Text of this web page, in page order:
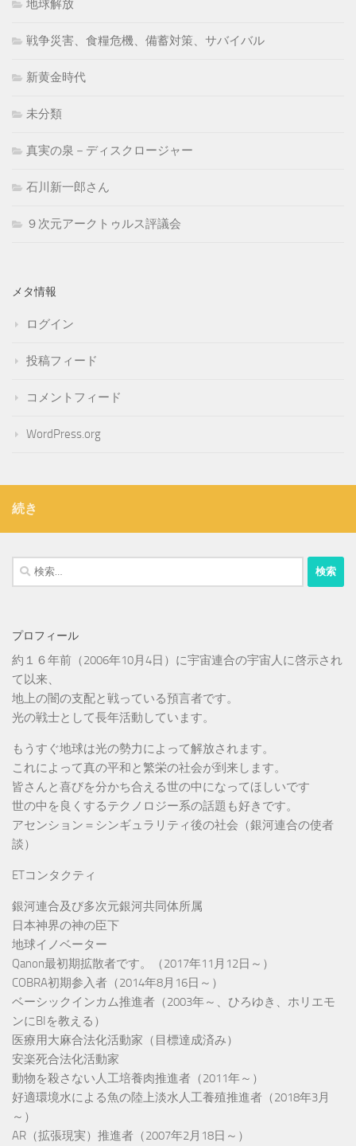
地球解放
戦争災害、食糧危機、備蓄対策、サバイバル
新黄金時代
未分類
真実の泉－ディスクロージャー
石川新一郎さん
９次元アークトゥルス評議会
メタ情報
ログイン
投稿フィード
コメントフィード
WordPress.org
続き
検
索:
プロフィール
約１６年前（2006年10月4日）に宇宙連合の宇宙人に啓示され
て以来、
地上の闇の支配と戦っている預言者です。
光の戦士として長年活動しています。
もうすぐ地球は光の勢力によって解放されます。
これによって真の平和と繁栄の社会が到来します。
皆さんと喜びを分かち合える世の中になってほしいです
世の中を良くするテクノロジー系の話題も好きです。
アセンション＝シンギュラリティ後の社会（銀河連合の使者
談）
ETコンタクティ
銀河連合及び多次元銀河共同体所属
日本神界の神の臣下
地球イノベーター
Qanon最初期拡散者です。（2017年11月12日～）
COBRA初期参入者（2014年8月16日～）
ベーシックインカム推進者（2003年～、ひろゆき、ホリエモ
ンにBIを教える）
医療用大麻合法化活動家（目標達成済み）
安楽死合法化活動家
動物を殺さない人工培養肉推進者（2011年～）
好適環境水による魚の陸上淡水人工養殖推進者（2018年3月
～）
AR（拡張現実）推進者（2007年2月18日～）